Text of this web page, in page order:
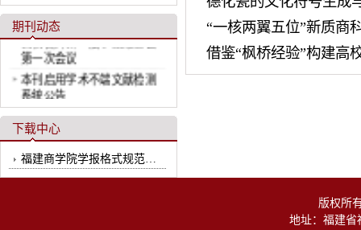
期刊动态
学术期刊改进文风倡议
我校召开新一届学报编委会
第一次会议
本刊启用学术不端文献检测
系统公告
下载中心
福建商学院学报格式规范样本
“一核两翼五位”新质商
借鉴“枫桥经验”构建
版权所
地址：福建省